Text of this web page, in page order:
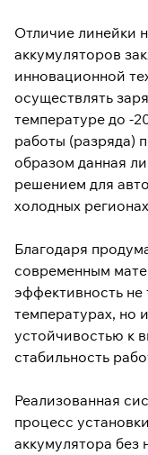
Отличие линейки
аккумуляторов
инновационной
осуществлять
температуре до -
работы (разряда)
образом данная
решением для
холодных
Благодаря
современным
эффективность не
температурах, но
устойчивостью к
стабильность
Реализованная
процесс
аккумулятора без